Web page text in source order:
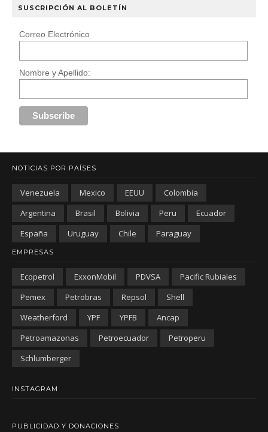
SUSCRIPCIÓN AL BOLETÍN
Correo Electrónico
Nombre y Apellido:
NOTICIAS POR PAÍSES
Venezuela Mexico EEUU
Colombia
Argentina
Brasil Bolivia Peru
Ecuador
España
Uruguay Chile Paraguay
EMPRESAS
Ecopetrol ExxonMobil PDVSA
Pacific Rubiales
Pemex
Petrobras Repsol
Shell
Weatherford
YPF YPFB
Ancap
Petroamazonas
Petroecuador
Petroperu
Schlumberger
INSTAGRAM
PUBLICIDAD Y DONACIONES